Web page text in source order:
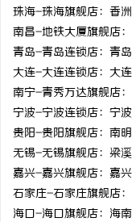
珠海-珠海旗舰店：香
南昌-地铁大厦旗舰店
青岛-青岛连锁店：青
大连-大连连锁店：大
南宁-青秀万达旗舰店
宁波-宁波连锁店：宁
贵阳-贵阳旗舰店：南
无锡-无锡旗舰店：梁
嘉兴-嘉兴旗舰店：嘉
石家庄-石家庄旗舰店
海口-海口旗舰店：海